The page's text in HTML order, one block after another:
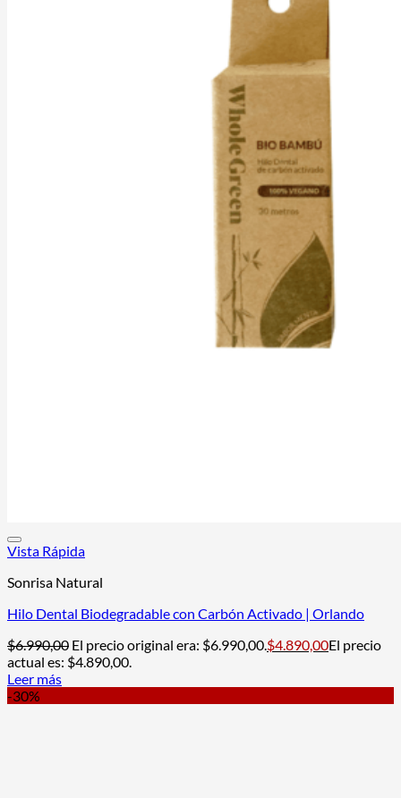
Vista Rápida
Sonrisa Natural
Hilo Dental Biodegradable con Carbón Activado | Orlando
$6.990,00 El precio original era: $6.990,00.$4.890,00El precio
actual es: $4.890,00.
Leer más
-30%